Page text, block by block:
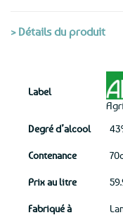
> Détails du produit
Label
Degré d’alcool
Contenance
Prix au litre
Fabriqué à